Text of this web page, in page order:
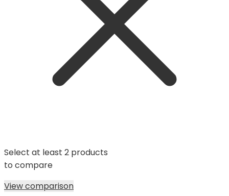
Select at least 2 products
to compare
View comparison